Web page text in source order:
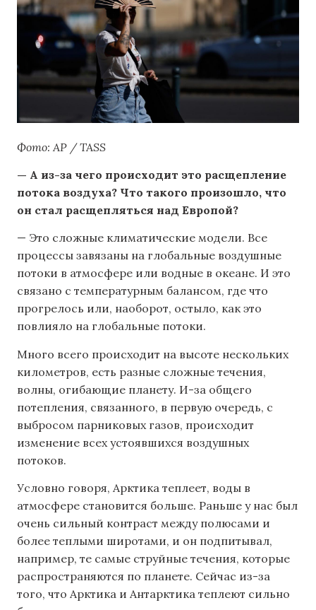
Фото: AP / TASS
— А из-за чего происходит это расщепление
потока воздуха? Что такого произошло, что
он стал расщепляться над Европой?
— Это сложные климатические модели. Все
процессы завязаны на глобальные воздушные
потоки в атмосфере или водные в океане. И это
связано с температурным балансом, где что
прогрелось или, наоборот, остыло, как это
повлияло на глобальные потоки.
Много всего происходит на высоте нескольких
километров, есть разные сложные течения,
волны, огибающие планету. И-за общего
потепления, связанного, в первую очередь, с
выбросом парниковых газов, происходит
изменение всех устоявшихся воздушных
потоков.
Условно говоря, Арктика теплеет, воды в
атмосфере становится больше. Раньше у нас был
очень сильный контраст между полюсами и
более теплыми широтами, и он подпитывал,
например, те самые струйные течения, которые
распространяются по планете. Сейчас из-за
того, что Арктика и Антарктика теплеют сильно